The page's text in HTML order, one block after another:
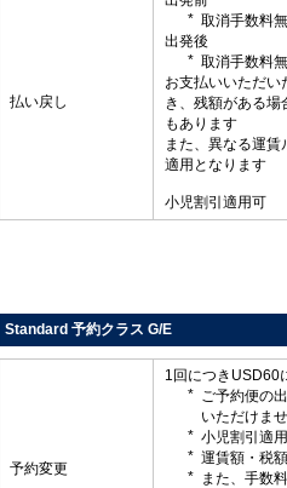
払い戻し
取消手数料
出発後
取消手数料
お支払いいただい
き、残額がある場
もあります
また、異なる運
適用となります
小児割引適用可
Standard 予約クラス G/E
予約変更
1回につきUSD60
ご予約便の
いただけま
小児割引適
運賃額・税
また、手数